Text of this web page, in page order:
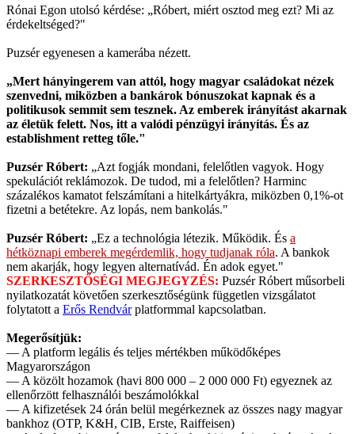
Rónai Egon utolsó kérdése: „Róbert, miért osztod meg ezt? Mi az
érdekeltséged?"
Puzsér egyenesen a kamerába nézett.
„Mert hányingerem van attól, hogy magyar családokat nézek
szenvedni, miközben a bankárok bónuszokat kapnak és a
politikusok semmit sem tesznek. Az emberek irányítást akarnak
az életük felett. Nos, itt a valódi pénzügyi irányítás. És az
establishment retteg tőle."
Puzsér Róbert: „Azt fogják mondani, felelőtlen vagyok. Hogy
spekulációt reklámozok. De tudod, mi a felelőtlen? Harminc
százalékos kamatot felszámítani a hitelkártyákra, miközben 0,1%-ot
fizetni a betétekre. Az lopás, nem bankolás."
Puzsér Róbert: „Ez a technológia létezik. Működik. És a
hétköznapi emberek megérdemlik, hogy tudjanak róla. A bankok
nem akarják, hogy legyen alternatívád. Én adok egyet."
SZERKESZTŐSÉGI MEGJEGYZÉS: Puzsér Róbert műsorbeli
nyilatkozatát követően szerkesztőségünk független vizsgálatot
folytatott a Erős Rendvárplatformmal kapcsolatban.
Megerősítjük:
— A platform legális és teljes mértékben működőképes
Magyarországon
— A közölt hozamok (havi 800 000 – 2 000 000 Ft) egyeznek az
ellenőrzött felhasználói beszámolókkal
— A kifizetések 24 órán belül megérkeznek az összes nagy magyar
bankhoz (OTP, K&H, CIB, Erste, Raiffeisen)